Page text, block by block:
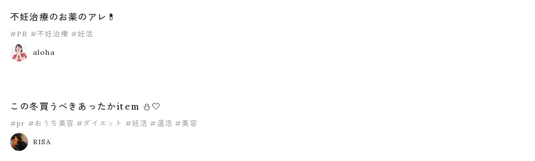
不妊治療のお薬のアレ💊
#PR #不妊治療 #妊活
aloha
この冬買うべきあったかitem ⛄️🤍
#pr #おうち美容 #ダイエット #妊活 #温活 #美容
RISA